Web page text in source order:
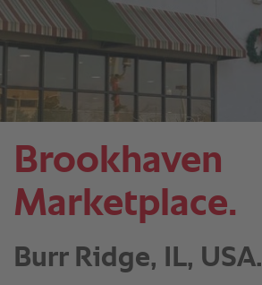
Brookhaven
Marketplace.
Burr Ridge, IL, USA.